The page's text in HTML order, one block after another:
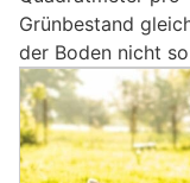
Grünbestand
der Boden nicht